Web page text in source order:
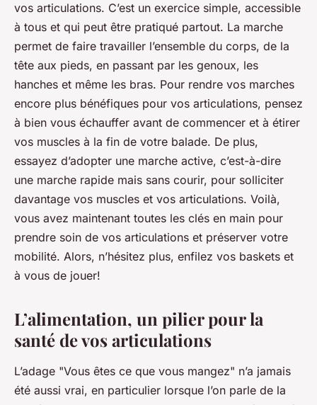
vos articulations. C’est un exercice simple, accessible
à tous et qui peut être pratiqué partout. La marche
permet de faire travailler l’ensemble du corps, de la
tête aux pieds, en passant par les genoux, les
hanches et même les bras. Pour rendre vos marches
encore plus bénéfiques pour vos articulations, pensez
à bien vous échauffer avant de commencer et à étirer
vos muscles à la fin de votre balade. De plus,
essayez d’adopter une marche active, c’est-à-dire
une marche rapide mais sans courir, pour solliciter
davantage vos muscles et vos articulations. Voilà,
vous avez maintenant toutes les clés en main pour
prendre soin de vos articulations et préserver votre
mobilité. Alors, n’hésitez plus, enfilez vos baskets et
à vous de jouer!
L’alimentation, un pilier pour la
santé de vos articulations
L’adage "Vous êtes ce que vous mangez" n’a jamais
été aussi vrai, en particulier lorsque l’on parle de la